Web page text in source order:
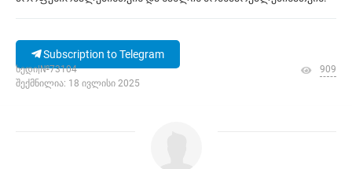
Subscription to Telegram
ხედი|№73104
შექმნილია: 18 ივლისი 2025
909